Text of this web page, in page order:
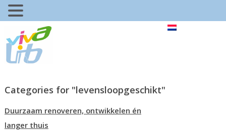
Categories for "levensloopgeschikt"
Duurzaam renoveren, ontwikkelen én
langer thuis